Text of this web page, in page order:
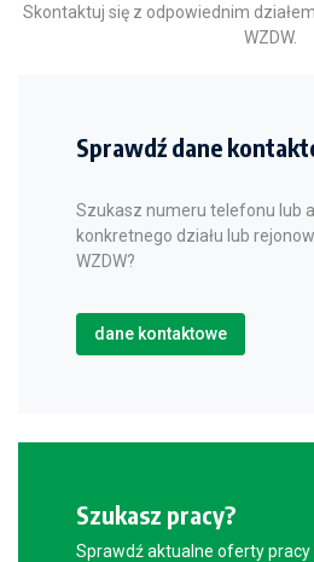
Skontaktuj się z odpowiednim
WZDW.
Sprawdź dane
Szukasz numeru telefonu lub
konkretnego działu lub
WZDW?
dane kontaktowe
Szukasz pracy?
Sprawdź aktualne oferty